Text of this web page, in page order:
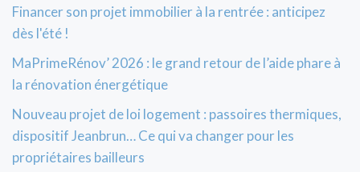
Financer son projet immobilier à la rentrée : anticipez
dès l'été !
MaPrimeRénov’ 2026 : le grand retour de l’aide phare à
la rénovation énergétique
Nouveau projet de loi logement : passoires thermiques,
dispositif Jeanbrun… Ce qui va changer pour les
propriétaires bailleurs